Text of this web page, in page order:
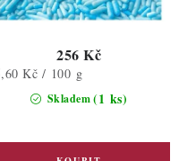
podmínky
Skladem(1 ks)
256 Kč
Kč / 100 g